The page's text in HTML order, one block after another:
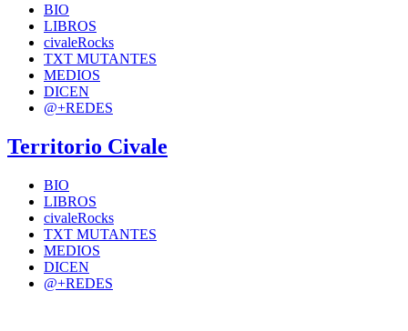
BIO
LIBROS
civaleRocks
TXT MUTANTES
MEDIOS
DICEN
@+REDES
Territorio Civale
BIO
LIBROS
civaleRocks
TXT MUTANTES
MEDIOS
DICEN
@+REDES